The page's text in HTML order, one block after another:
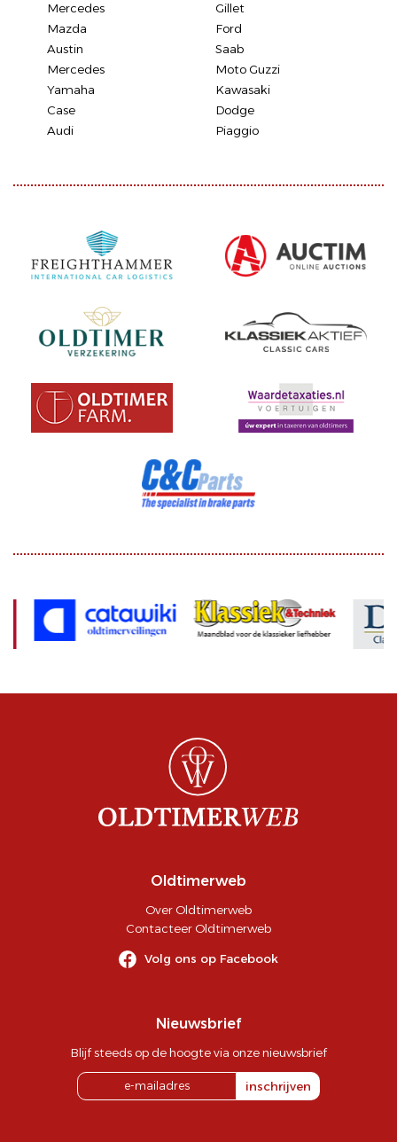
Mercedes
Gillet
Mazda
Ford
Austin
Saab
Mercedes
Moto Guzzi
Yamaha
Kawasaki
Case
Dodge
Audi
Piaggio
Oldtimerweb
Over Oldtimerweb
Contacteer Oldtimerweb
Volg ons op Facebook
Nieuwsbrief
Blijf steeds op de hoogte via onze nieuwsbrief
inschrijven